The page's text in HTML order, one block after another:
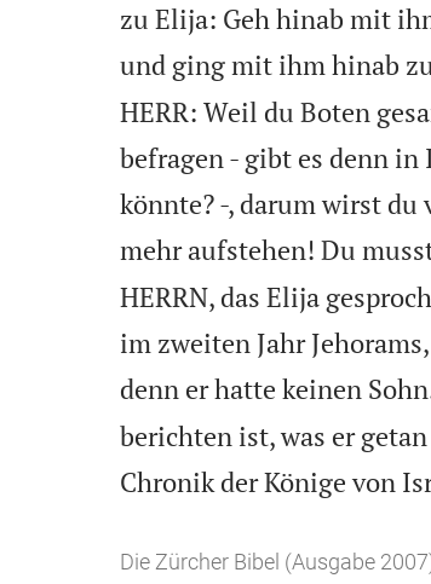
zu Elija: Geh hinab mit
und ging mit ihm hinab
HERR: Weil du Boten
befragen - gibt es denn
könnte? -, darum wirst du
mehr aufstehen! Du
HERRN, das Elija
im zweiten Jahr
denn er hatte keinen
berichten ist, was er
Chronik der Könige von
Die Zürcher Bibel (Ausgabe